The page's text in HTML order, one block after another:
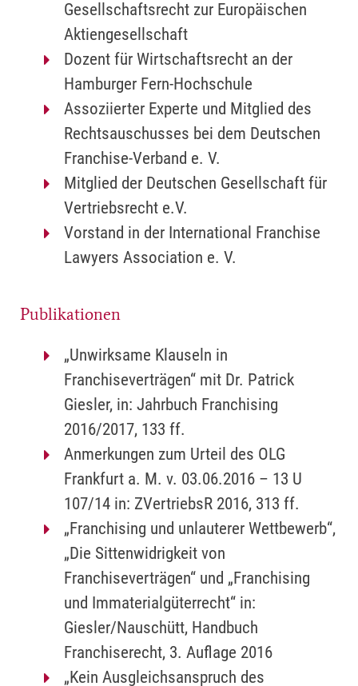
Gesellschaftsrecht zur Europäischen
Aktiengesellschaft
Dozent für Wirtschaftsrecht an der
Hamburger Fern-Hochschule
Assoziierter Experte und Mitglied des
Rechtsauschusses bei dem Deutschen
Franchise-Verband e. V.
Mitglied der Deutschen Gesellschaft für
Vertriebsrecht e.V.
Vorstand in der International Franchise
Lawyers Association e. V.
Publikationen
„Unwirksame Klauseln in
Franchiseverträgen“ mit Dr. Patrick
Giesler, in: Jahrbuch Franchising
2016/2017, 133 ff.
Anmerkungen zum Urteil des OLG
Frankfurt a. M. v. 03.06.2016 – 13 U
107/14 in: ZVertriebsR 2016, 313 ff.
„Franchising und unlauterer Wettbewerb“,
„Die Sittenwidrigkeit von
Franchiseverträgen“ und „Franchising
und Immaterialgüterrecht“ in:
Giesler/Nauschütt, Handbuch
Franchiserecht, 3. Auflage 2016
„Kein Ausgleichsanspruch des